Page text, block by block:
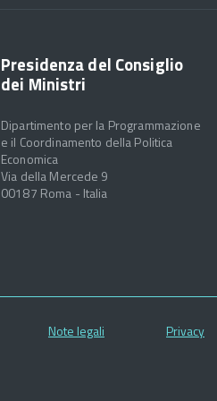
Presidenza del Consiglio
dei Ministri
Dipartimento per la Programmazione
e il Coordinamento della Politica
Economica
Via della Mercede 9
00187 Roma - Italia
Note legali Privacy